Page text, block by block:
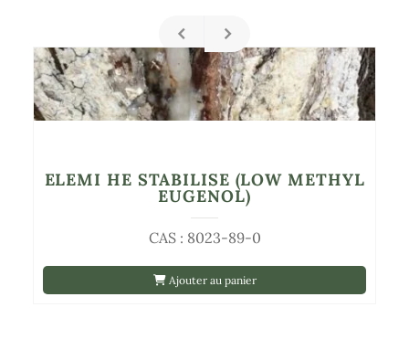
Ajouter au panier
CAS : 8023-89-0
ELEMI HE STABILISE (LOW METHYL
EUGENOL)